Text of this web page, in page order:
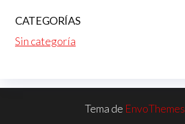
CATEGORÍAS
Sin categoría
Tema de EnvoThemes